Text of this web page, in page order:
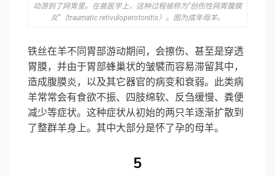
动游到了网胃里。在兽医学上，这种过程被称为“创伤性网胃腹膜
炎”（traumatic retivuloperotonitis）。图为成年母羊。
铁丝在羊不同胃部游动期间，会擦伤、甚至是穿透
胃膜，并由于胃部蜂巢状的皱襞而容易滞留其中，
造成腹膜炎，以及其它器官的病变和衰弱。此类病
羊常常会有食欲不振、四肢绵软、反刍缓慢、粪便
减少等症状。这种症状从初始的两只羊逐渐扩散到
了整群羊身上。其中大部分是怀了孕的母羊。
5